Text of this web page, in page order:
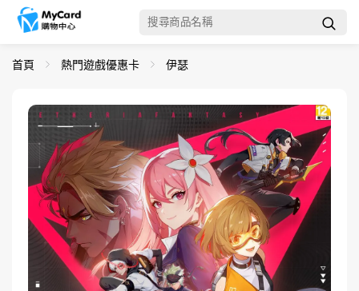
首頁 熱門遊戲優惠卡 伊瑟